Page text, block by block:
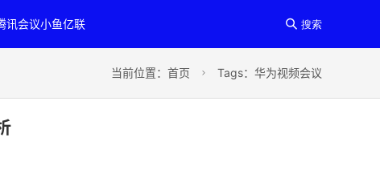
讯会议小鱼亿联  搜索
当前位置： 首页  Tags：华为视频会议